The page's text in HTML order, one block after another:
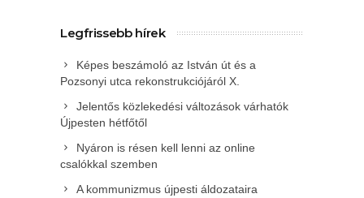
Legfrissebb hírek
Képes beszámoló az István út és a
Pozsonyi utca rekonstrukciójáról X.
Jelentős közlekedési változások várhatók
Újpesten hétfőtől
Nyáron is résen kell lenni az online
csalókkal szemben
A kommunizmus újpesti áldozataira